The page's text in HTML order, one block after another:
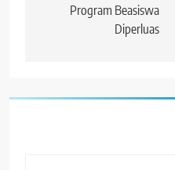
Program Beasiswa
Diperluas